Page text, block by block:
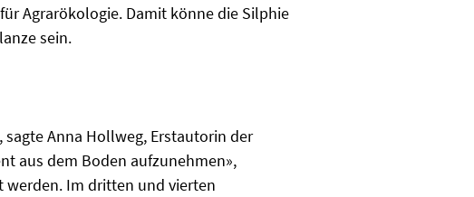
Agrarökologie. Damit könne die Silphie
sein.
Anna Hollweg, Erstautorin der
aus dem Boden aufzunehmen»,
werden. Im dritten und vierten